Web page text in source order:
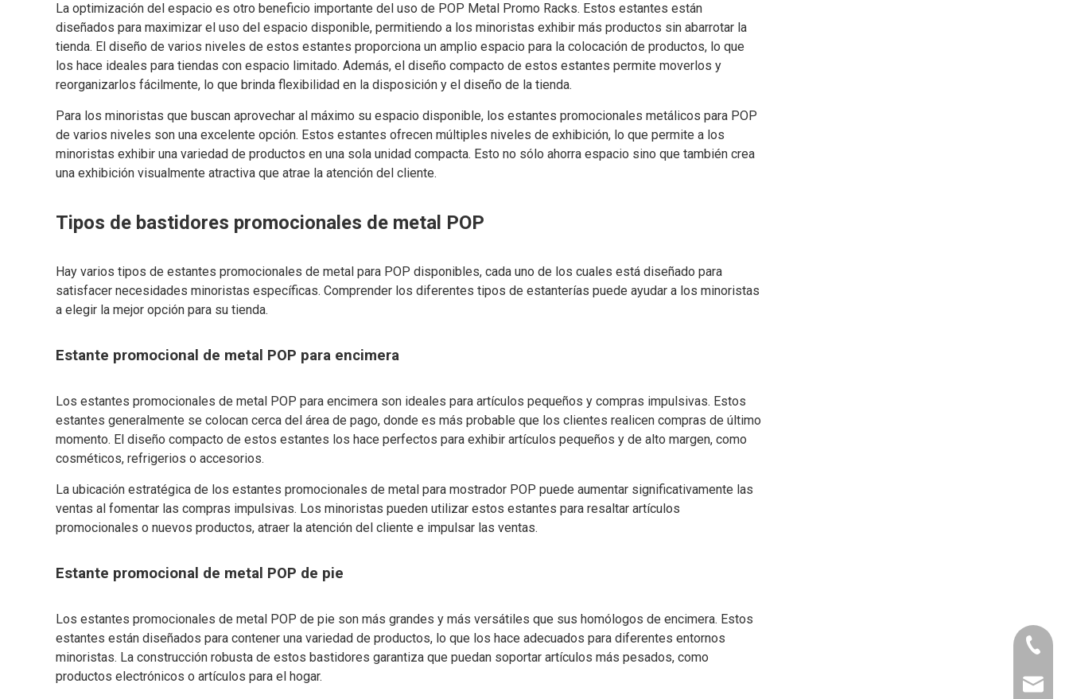
La optimización del espacio es otro beneficio importante del uso de POP Metal Promo Racks. Estos estantes están
diseñados para maximizar el uso del espacio disponible, permitiendo a los minoristas exhibir más productos sin abarrotar la
tienda. El diseño de varios niveles de estos estantes proporciona un amplio espacio para la colocación de productos, lo que
los hace ideales para tiendas con espacio limitado. Además, el diseño compacto de estos estantes permite moverlos y
reorganizarlos fácilmente, lo que brinda flexibilidad en la disposición y el diseño de la tienda.
Para los minoristas que buscan aprovechar al máximo su espacio disponible, los estantes promocionales metálicos para POP
de varios niveles son una excelente opción. Estos estantes ofrecen múltiples niveles de exhibición, lo que permite a los
minoristas exhibir una variedad de productos en una sola unidad compacta. Esto no sólo ahorra espacio sino que también crea
una exhibición visualmente atractiva que atrae la atención del cliente.
Tipos de bastidores promocionales de metal POP
Hay varios tipos de estantes promocionales de metal para POP disponibles, cada uno de los cuales está diseñado para
satisfacer necesidades minoristas específicas. Comprender los diferentes tipos de estanterías puede ayudar a los minoristas
a elegir la mejor opción para su tienda.
Estante promocional de metal POP para encimera
Los estantes promocionales de metal POP para encimera son ideales para artículos pequeños y compras impulsivas. Estos
estantes generalmente se colocan cerca del área de pago, donde es más probable que los clientes realicen compras de último
momento. El diseño compacto de estos estantes los hace perfectos para exhibir artículos pequeños y de alto margen, como
cosméticos, refrigerios o accesorios.
La ubicación estratégica de los estantes promocionales de metal para mostrador POP puede aumentar significativamente las
ventas al fomentar las compras impulsivas. Los minoristas pueden utilizar estos estantes para resaltar artículos
promocionales o nuevos productos, atraer la atención del cliente e impulsar las ventas.
Estante promocional de metal POP de pie
Los estantes promocionales de metal POP de pie son más grandes y más versátiles que sus homólogos de encimera. Estos
estantes están diseñados para contener una variedad de productos, lo que los hace adecuados para diferentes entornos
minoristas. La construcción robusta de estos bastidores garantiza que puedan soportar artículos más pesados, como
productos electrónicos o artículos para el hogar.
+86-